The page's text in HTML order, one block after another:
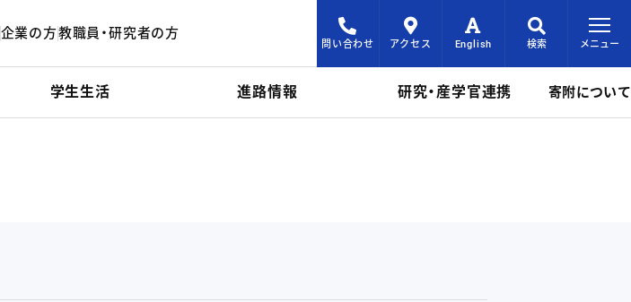
企業の方教職員・研究者の方
問い合わせ アクセス English 検索 メニュー
学生生活 進路情報 研究・産学官連携 寄附について